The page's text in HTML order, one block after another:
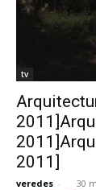
tv
2011]
veredes - 30